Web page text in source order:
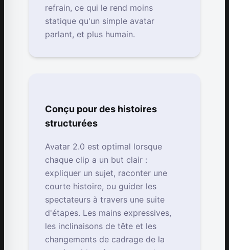
refrain, ce qui le rend moins
statique qu'un simple avatar
parlant, et plus humain.
Conçu pour des histoires
structurées
Avatar 2.0 est optimal lorsque
chaque clip a un but clair :
expliquer un sujet, raconter une
courte histoire, ou guider les
spectateurs à travers une suite
d'étapes. Les mains expressives,
les inclinaisons de tête et les
changements de cadrage de la